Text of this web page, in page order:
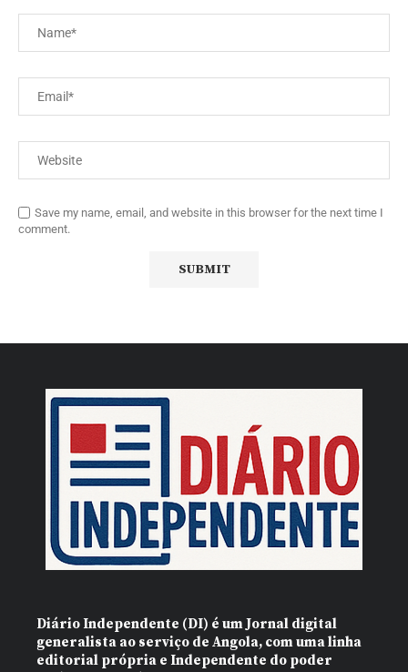
Save my name, email, and website in this browser for the next time I
comment.
Diário Independente (DI) é um Jornal digital
generalista ao serviço de Angola, com uma linha
editorial própria e Independente do poder